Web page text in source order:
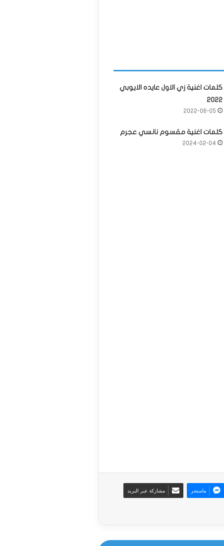
كلمات اغنية زي الاول عايده الايوبي
2022
2022-06-05
كلمات اغنية مقسوم نانسي عجرم
2024-02-04
ماسنجر مشاركة عبر البريد